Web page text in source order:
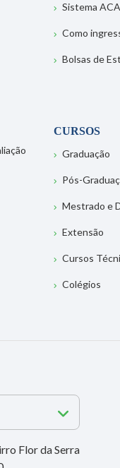
Sistema
Como
Bolsas de
CURSOS
Graduação
Pós-
Mestrado e
Extensão
Cursos
Colégios
Flor da Serra